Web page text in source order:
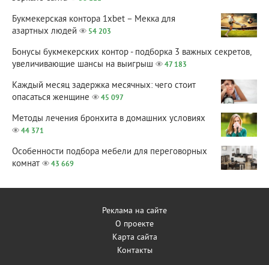
Букмекерская контора 1xbet – Мекка для
азартных людей
54 203
Бонусы букмекерских контор - подборка 3 важных секретов,
увеличивающие шансы на выигрыш
47 183
Каждый месяц задержка месячных: чего стоит
опасаться женщине
45 097
Методы лечения бронхита в домашних условиях
44 371
Особенности подбора мебели для переговорных
комнат
43 669
Реклама на сайте
О проекте
Карта сайта
Контакты